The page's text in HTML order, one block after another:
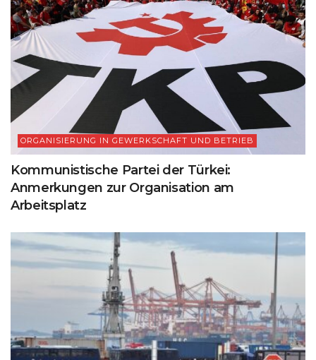
ORGANISIERUNG IN GEWERKSCHAFT UND BETRIEB
Kommunistische Partei der Türkei:
Anmerkungen zur Organisation am
Arbeitsplatz